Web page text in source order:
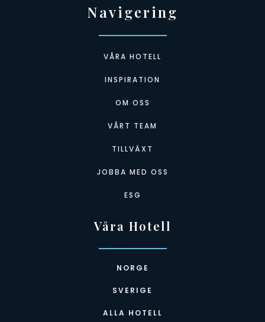
Navigering
VÅRA HOTELL
INSPIRATION
OM OSS
VÅRT TEAM
TILLVÄXT
JOBBA MED OSS
ESG
Våra Hotell
NORGE
SVERIGE
ALLA HOTELL